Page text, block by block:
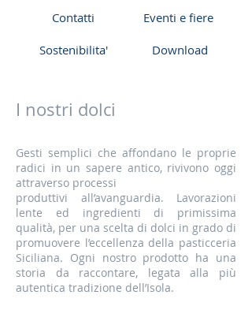
Contatti
Sostenibilita'
Eventi e fiere
Download
I nostri dolci
Gesti semplici che affondano le proprie
radici in un sapere antico, rivivono oggi
attraverso processi
produttivi all’avanguardia. Lavorazioni
lente ed ingredienti di primissima
qualità, per una scelta di dolci in grado di
promuovere l’eccellenza della pasticceria
Siciliana. Ogni nostro prodotto ha una
storia da raccontare, legata alla più
autentica tradizione dell’Isola.